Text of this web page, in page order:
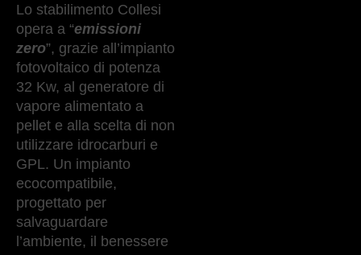
Lo stabilimento Collesi
opera a “emissioni
zero”, grazie all’impianto
fotovoltaico di potenza
32 Kw, al generatore di
vapore alimentato a
pellet e alla scelta di non
utilizzare idrocarburi e
GPL. Un impianto
ecocompatibile,
progettato per
salvaguardare
l’ambiente, il benessere